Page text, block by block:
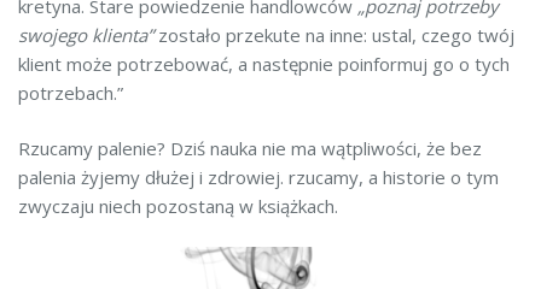
kretyna. Stare powiedzenie handlowców „poznaj potrzeby
swojego klienta”zostało przekute na inne: ustal, czego twój
klient może potrzebować, a następnie poinformuj go o tych
potrzebach.”
Rzucamy palenie? Dziś nauka nie ma wątpliwości, że bez
palenia żyjemy dłużej i zdrowiej. rzucamy, a historie o tym
zwyczaju niech pozostaną w książkach.